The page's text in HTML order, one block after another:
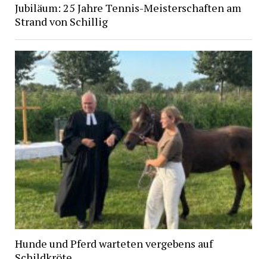
Jubiläum: 25 Jahre Tennis-Meisterschaften am
Strand von Schillig
Hunde und Pferd warteten vergebens auf